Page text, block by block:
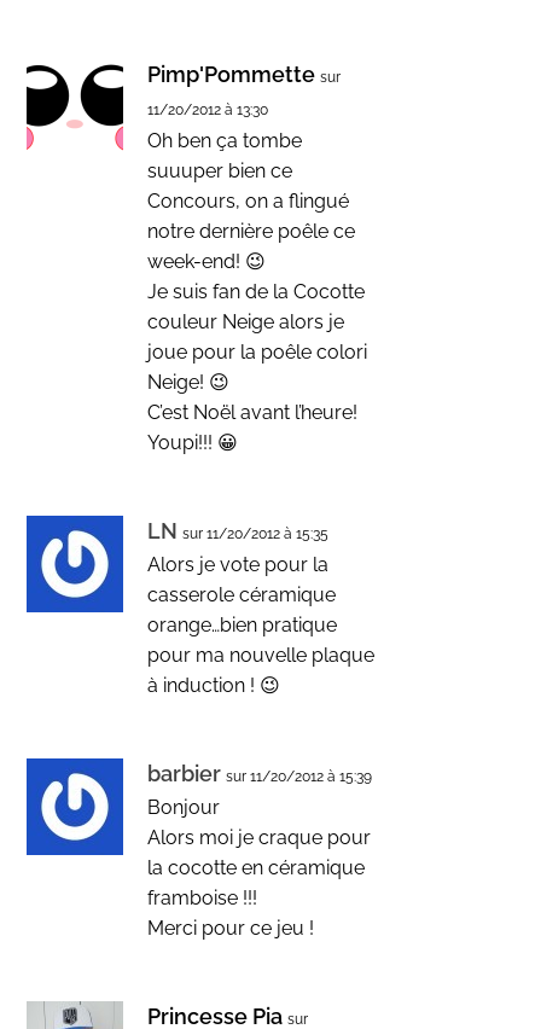
Pimp'Pommette sur
11/20/2012 à 13:30
Oh ben ça tombe
suuuper bien ce
Concours, on a flingué
notre dernière poêle ce
week-end! 😉
Je suis fan de la Cocotte
couleur Neige alors je
joue pour la poêle colori
Neige! 😉
C’est Noël avant l’heure!
Youpi!!! 😀
LN sur 11/20/2012 à 15:35
Alors je vote pour la
casserole céramique
orange…bien pratique
pour ma nouvelle plaque
à induction ! 😉
barbier sur 11/20/2012 à 15:39
Bonjour
Alors moi je craque pour
la cocotte en céramique
framboise !!!
Merci pour ce jeu !
Princesse Pia sur